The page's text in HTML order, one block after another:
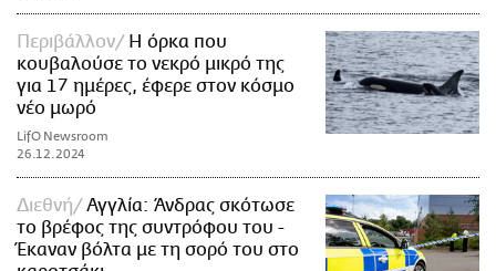
Περιβάλλον
Η όρκα που
κουβαλούσε το νεκρό μικρό της
για 17 ημέρες, έφερε στον κόσμο
νέο μωρό
LifO Newsroom
26.12.2024
Διεθνή
Αγγλία: Άνδρας σκότωσε
το βρέφος της συντρόφου του -
Έκαναν βόλτα με τη σορό του στο